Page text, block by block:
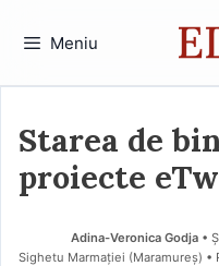
Meniu
Starea de
proiecte
Adina-Veronica Godja •
Sighetu Marmației (Maramureş) •